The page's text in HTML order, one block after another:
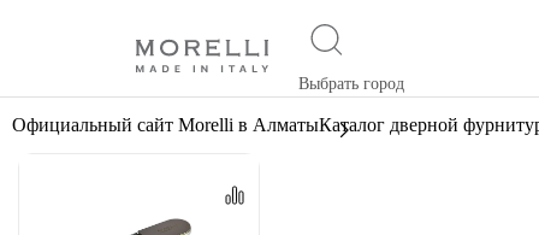
Выбрать город
Официальный сайт Morelli в АлматыКаталог дверной